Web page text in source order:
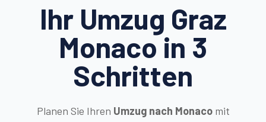
Ihr Umzug Graz
Monaco in 3
Schritten
Planen Sie Ihren Umzug nach Monacomit